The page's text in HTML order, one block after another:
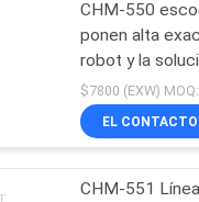
CHM-550
ponen alta
robot y la
económica para
asamblea de
$7800 (EXW)
EL CONTACTO
CHM-551